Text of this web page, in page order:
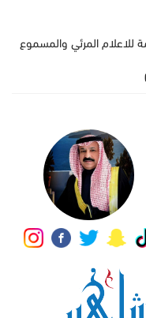
للاعلام المرئي والمسموع